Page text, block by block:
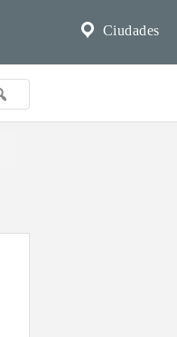
Ciudades